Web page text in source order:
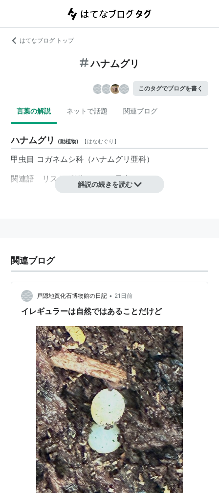
はてなブログ トップ
ハナムグリ
このタグでブログを書く
言葉の解説 ネットで話題 関連ブログ
ハナムグリ (動植物) 【はなむぐり 】
甲虫目 コガネムシ科（ハナムグリ亜科）
関連語 リスト::動物 リスト::昆虫
解説の続きを読む
関連ブログ
戸隠地質化石博物館の日記 • 21日前
イレギュラーは自然ではあることだけど